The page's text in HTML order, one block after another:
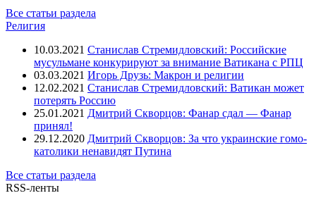
Киселёв Дмитрий
Климкин Павел
Кличко Виталий
Коломойский Игорь
Константинов Владимир
Корнилов Глеб
Коротченко Игорь
Крутов Александр
Кудрин Алексей
Кучма Леонид
Кьеза Джульетто
Кэмерон Дэвид
Лавров Сергей
Ле Пен Марин
Все статьи раздела
Религия
10.03.2021 Станислав Стремидловский: Российские
мусульмане конкурируют за внимание Ватикана с РПЦ
03.03.2021 Игорь Друзь: Макрон и религии
12.02.2021 Станислав Стремидловский: Ватикан может
потерять Россию
25.01.2021 Дмитрий Скворцов: Фанар сдал — Фанар
принял!
29.12.2020 Дмитрий Скворцов: За что украинские гомо-
католики ненавидят Путина
Все статьи раздела
RSS-ленты